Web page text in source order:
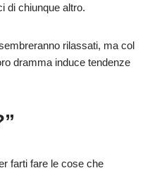
di chiunque altro.
rilassati, ma col
dramma induce tendenze
farti fare le cose che